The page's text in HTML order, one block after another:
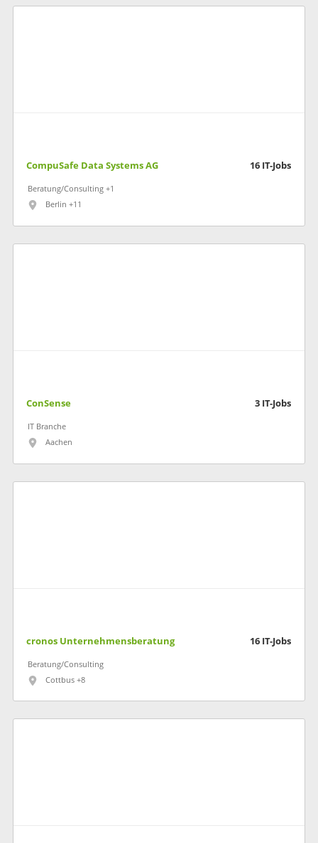
CompuSafe Data Systems AG 16 IT-Jobs
Beratung/Consulting +1
Berlin +11
ConSense 3 IT-Jobs
IT Branche
Aachen
cronos Unternehmensberatung 16 IT-Jobs
Beratung/Consulting
Cottbus +8